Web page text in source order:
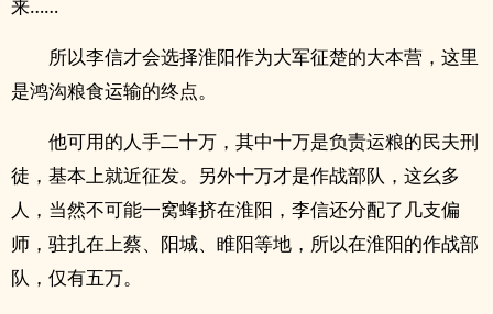
来……
所以李信才会选择淮阳作为大军征楚的大本营，这里
是鸿沟粮食运输的终点。
他可用的人手二十万，其中十万是负责运粮的民夫刑
徒，基本上就近征发。另外十万才是作战部队，这幺多
人，当然不可能一窝蜂挤在淮阳，李信还分配了几支偏
师，驻扎在上蔡、阳城、睢阳等地，所以在淮阳的作战部
队，仅有五万。